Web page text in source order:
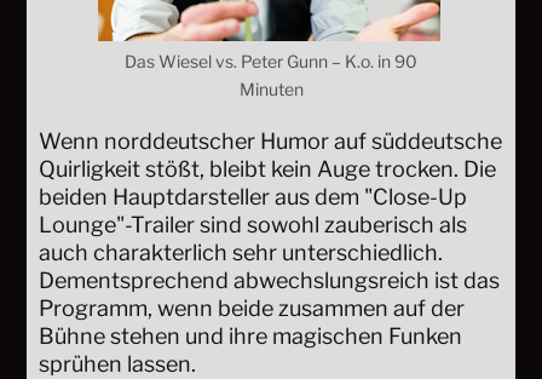
Das Wiesel vs. Peter Gunn – K.o. in 90
Minuten
Wenn norddeutscher Humor auf süddeutsche
Quirligkeit stößt, bleibt kein Auge trocken. Die
beiden Hauptdarsteller aus dem "Close-Up
Lounge"-Trailer sind sowohl zauberisch als
auch charakterlich sehr unterschiedlich.
Dementsprechend abwechslungsreich ist das
Programm, wenn beide zusammen auf der
Bühne stehen und ihre magischen Funken
sprühen lassen.